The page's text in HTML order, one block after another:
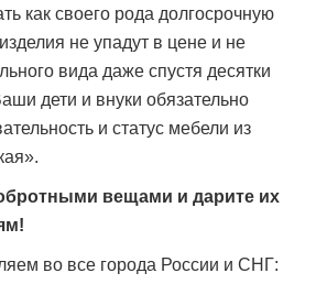
как своего рода долгосрочную
не упадут в цене и не
вида даже спустя десятки
дети и внуки обязательно
и статус мебели из
».
вещами и дарите их
во все города России и СНГ: